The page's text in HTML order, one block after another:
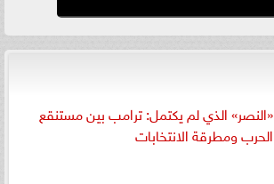
«النصر» الذي لم يكتمل: ترامب بين مستنقع
الحرب ومطرقة الانتخابات